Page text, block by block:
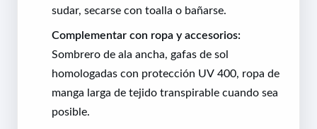
sudar, secarse con toalla o bañarse.
Complementar con ropa y accesorios:
Sombrero de ala ancha, gafas de sol
homologadas con protección UV 400, ropa de
manga larga de tejido transpirable cuando sea
posible.